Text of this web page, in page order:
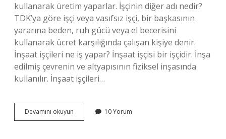
kullanarak üretim yaparlar. İşçinin diğer adı nedir?
TDK’ya göre işçi veya vasıfsız işçi, bir başkasının
yararına beden, ruh gücü veya el becerisini
kullanarak ücret karşılığında çalışan kişiye denir.
İnşaat işçileri ne iş yapar? İnşaat işçisi bir işçidir. İnşa
edilmiş çevrenin ve altyapısının fiziksel inşasında
kullanılır. İnşaat işçileri…
Devamını okuyun
Neler
10 Yorum